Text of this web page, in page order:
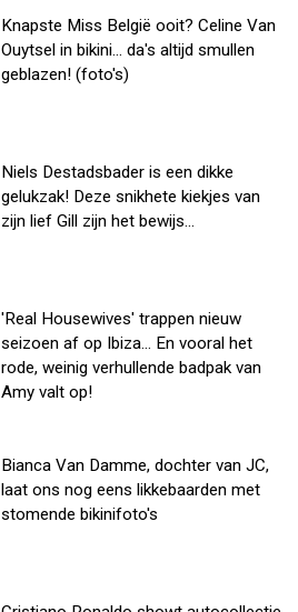
Knapste Miss België ooit? Celine Van
Ouytsel in bikini... da's altijd smullen
geblazen! (foto's)
Niels Destadsbader is een dikke
gelukzak! Deze snikhete kiekjes van
zijn lief Gill zijn het bewijs...
'Real Housewives' trappen nieuw
seizoen af op Ibiza... En vooral het
rode, weinig verhullende badpak van
Amy valt op!
Bianca Van Damme, dochter van JC,
laat ons nog eens likkebaarden met
stomende bikinifoto's